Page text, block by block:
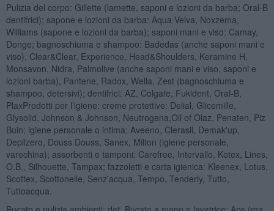
Pulizia del corpo: Gillette (lamette, saponi e lozioni da barba; Oral-B
dentifrici); sapone e lozioni da barba: Aqua Velva, Noxzema,
Williams (sapone e lozioni da barba); saponi mani e viso: Camay,
Donge; bagnoschiuma e shampoo: Badedas (anche saponi mani e
viso), Clear&Clear, Experience, Head&Shoulders, Keramine H,
Monsavon, Nidra, Palmolive (anche saponi mani e viso, saponi e
lozioni barba), Pantene, Radox, Wella, Zest (bagnoschiuma e
shampoo, detersivi); dentifrici: AZ, Colgate, Fukident, Oral-B,
PlaxProdotti per l’igiene: creme protettive: Delial, Glicemille,
Glysolid, Johnson & Johnson, Neutrogena,Oil of Olaz, Penaten, Piz
Buin; igiene personale o intima: Aveeno, Clerasil, Demak'up,
Depilzero, Douss Douss, Sanex, Milton (igiene personale,
varechina); assorbenti e tamponi: Carefree, Intervallo, Kotex, Lines,
O.B., Silhouette, Tampax; fazzoletti e carta igienica: Kleenex, Lotus,
Scottex, Scottonelle, Senz'acqua, Tempo, Tenderly, Tutto,
Tuttoacqua.